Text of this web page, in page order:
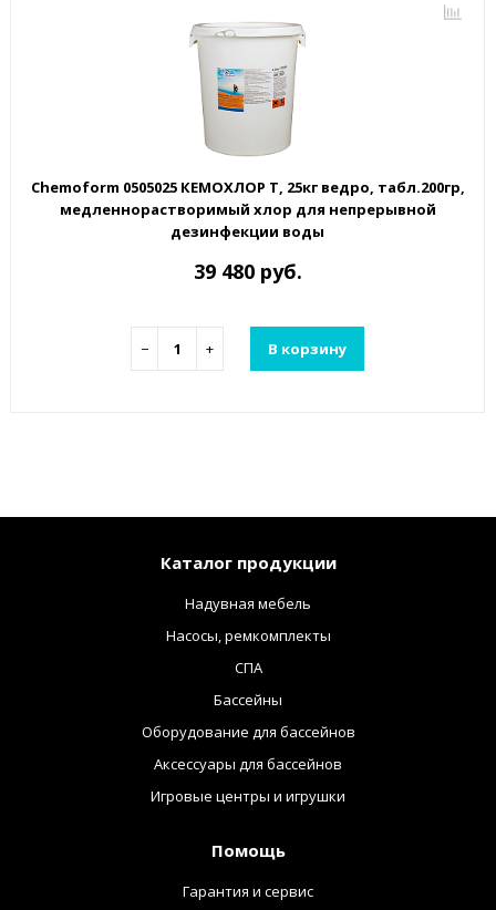
Chemoform 0505025 КЕМОХЛОР Т, 25кг ведро, табл.200гр,
медленнорастворимый хлор для непрерывной
дезинфекции воды
39 480 руб.
− + В корзину
Каталог продукции
Надувная мебель
Насосы, ремкомплекты
СПА
Бассейны
Оборудование для бассейнов
Аксессуары для бассейнов
Игровые центры и игрушки
Помощь
Гарантия и сервис